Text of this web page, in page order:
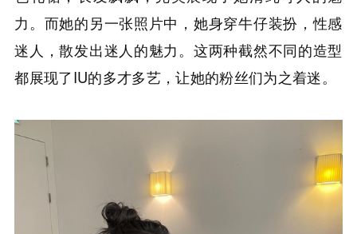
力。而她的另一张照片中，她身穿牛仔装扮，性感
迷人，散发出迷人的魅力。这两种截然不同的造型
都展现了IU的多才多艺，让她的粉丝们为之着迷。